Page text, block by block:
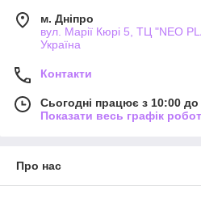
м. Дніпро
вул. Марії Кюрі 5, ТЦ "NEO
Україна
Контакти
Сьогодні працює з 10:00 до
Показати весь графік
Про нас